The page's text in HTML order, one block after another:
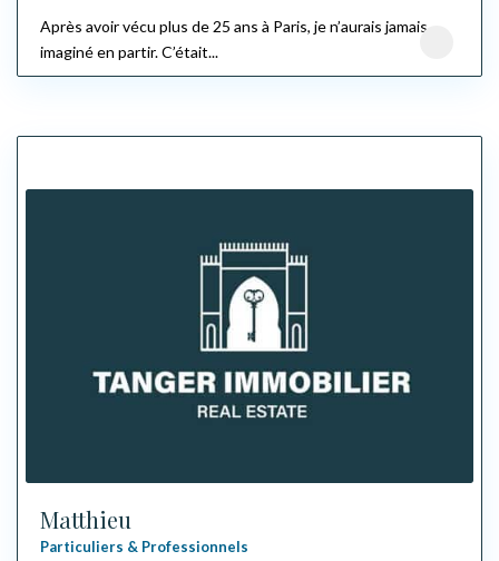
Après avoir vécu plus de 25 ans à Paris, je n’aurais jamais
imaginé en partir. C’était...
Matthieu
Particuliers & Professionnels